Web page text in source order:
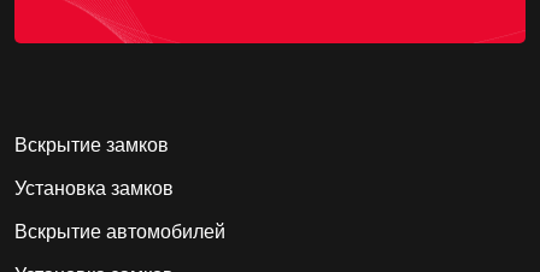
Вскрытие замков
Установка замков
Вскрытие автомобилей